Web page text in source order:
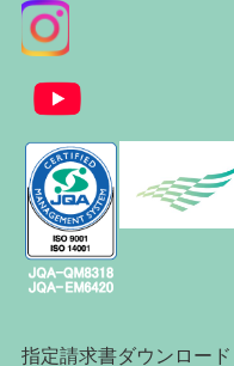
指定請求書ダウンロード